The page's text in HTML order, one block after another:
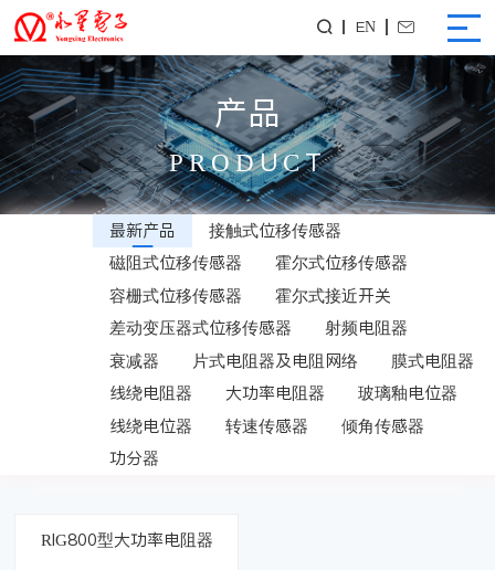
 EN 
产品
PRODUCT
最新产品
接触式位移传感器
磁阻式位移传感器
霍尔式位移传感器
容栅式位移传感器
霍尔式接近开关
差动变压器式位移传感器
射频电阻器
衰减器
片式电阻器及电阻网络
膜式电阻器
线绕电阻器
大功率电阻器
玻璃釉电位器
线绕电位器
转速传感器
倾角传感器
功分器
RIG800型大功率电阻器